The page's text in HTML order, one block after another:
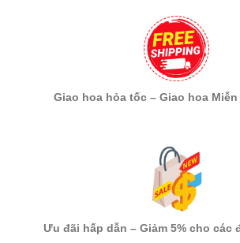
Giao hoa hỏa tốc – Giao hoa
Ưu đãi hấp dẫn – Giảm 5% cho các